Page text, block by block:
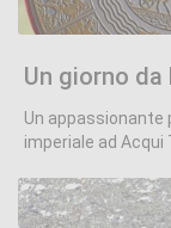
Un giorno da
Un appassionante
imperiale ad Acqui